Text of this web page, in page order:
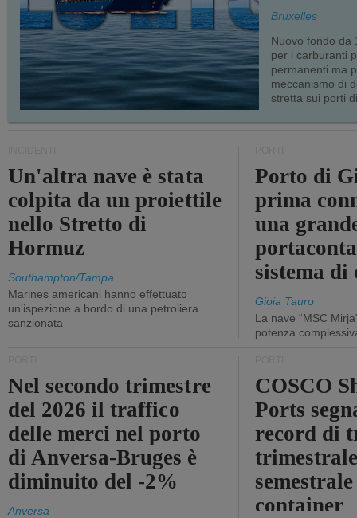
Bruxelles
Nuovo fondo da
per i carburanti
permanenti ma
meccanismo di
stretta sui porti
Un'altra nave è stata
colpita da un proiettile
nello Stretto di
Hormuz
Southampton/Tampa
Marines americani hanno effettuato
un'ispezione a bordo di una petroliera
sanzionata
Porto di
prima
una
sistema
Gioia Tauro
La nave “MSC
potenza
Nel secondo trimestre
del 2026 il traffico
delle merci nel porto
di Anversa-Bruges è
diminuito del -2%
Anversa
COSCO
Ports
record di
container